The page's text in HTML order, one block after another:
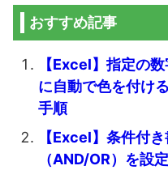
おすすめ記事
【Excel】指定の
に自動で色を付け
手順
【Excel】条件付
（AND/OR）を設